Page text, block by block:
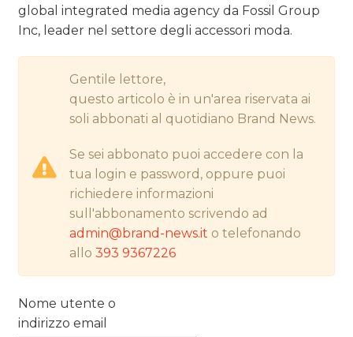
RADIO / AUDIO
DATI
PREVISIONI/SCENARI
NORMATIVE
TREND
global integrated media agency da Fossil Group
Inc, leader nel settore degli accessori moda.
Gentile lettore,
questo articolo è in un'area riservata ai
soli abbonati al quotidiano Brand News.
Se sei abbonato puoi accedere con la
tua login e password, oppure puoi
richiedere informazioni
sull'abbonamento scrivendo ad
admin@brand-news.it o telefonando
allo393 9367226
Nome utente o
indirizzo email